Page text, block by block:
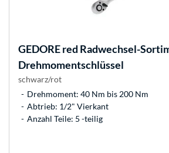
GEDOREred Radwechsel-
Drehmomentschlüssel
schwarz/rot
Drehmoment: 40 Nm bis 200 Nm
Abtrieb: 1/2" Vierkant
Anzahl Teile: 5 -teilig